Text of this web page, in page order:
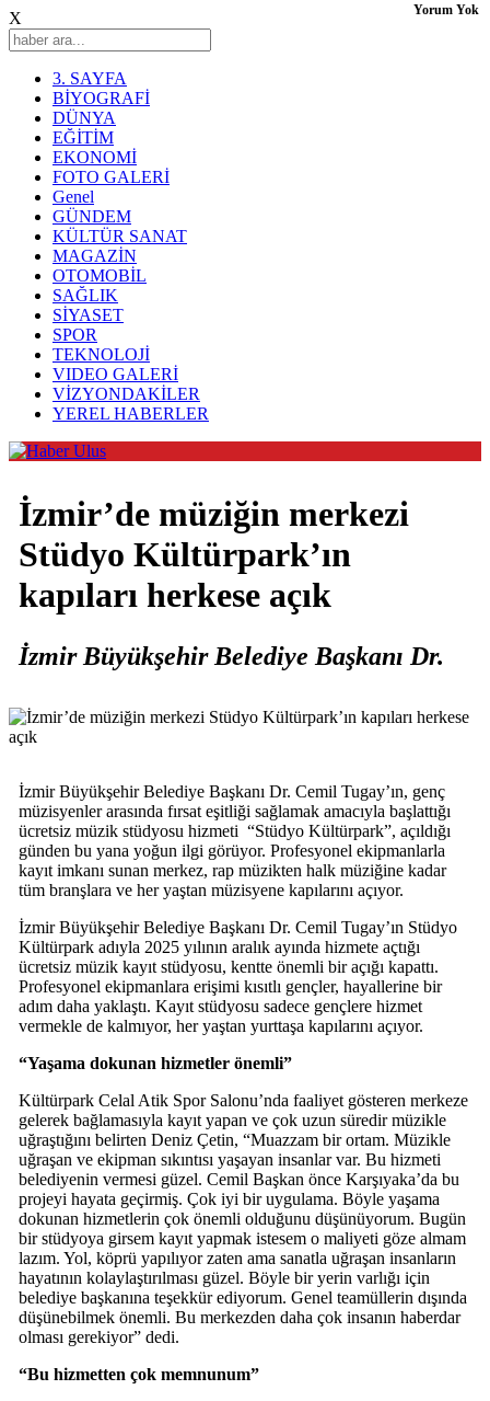
X
3. SAYFA
BİYOGRAFİ
DÜNYA
EĞİTİM
EKONOMİ
FOTO GALERİ
Genel
GÜNDEM
KÜLTÜR SANAT
MAGAZİN
OTOMOBİL
SAĞLIK
SİYASET
SPOR
TEKNOLOJİ
VIDEO GALERİ
VİZYONDAKİLER
YEREL HABERLER
İzmir’de müziğin merkezi
Stüdyo Kültürpark’ın
kapıları herkese açık
İzmir Büyükşehir Belediye Başkanı Dr.
İzmir Büyükşehir Belediye Başkanı Dr. Cemil Tugay’ın, genç
müzisyenler arasında fırsat eşitliği sağlamak amacıyla başlattığı
ücretsiz müzik stüdyosu hizmeti “Stüdyo Kültürpark”, açıldığı
günden bu yana yoğun ilgi görüyor. Profesyonel ekipmanlarla
kayıt imkanı sunan merkez, rap müzikten halk müziğine kadar
tüm branşlara ve her yaştan müzisyene kapılarını açıyor.
İzmir Büyükşehir Belediye Başkanı Dr. Cemil Tugay’ın Stüdyo
Kültürpark adıyla 2025 yılının aralık ayında hizmete açtığı
ücretsiz müzik kayıt stüdyosu, kentte önemli bir açığı kapattı.
Profesyonel ekipmanlara erişimi kısıtlı gençler, hayallerine bir
adım daha yaklaştı. Kayıt stüdyosu sadece gençlere hizmet
vermekle de kalmıyor, her yaştan yurttaşa kapılarını açıyor.
“Yaşama dokunan hizmetler önemli”
Kültürpark Celal Atik Spor Salonu’nda faaliyet gösteren merkeze
gelerek bağlamasıyla kayıt yapan ve çok uzun süredir müzikle
uğraştığını belirten Deniz Çetin, “Muazzam bir ortam. Müzikle
uğraşan ve ekipman sıkıntısı yaşayan insanlar var. Bu hizmeti
belediyenin vermesi güzel. Cemil Başkan önce Karşıyaka’da bu
projeyi hayata geçirmiş. Çok iyi bir uygulama. Böyle yaşama
dokunan hizmetlerin çok önemli olduğunu düşünüyorum. Bugün
bir stüdyoya girsem kayıt yapmak istesem o maliyeti göze almam
lazım. Yol, köprü yapılıyor zaten ama sanatla uğraşan insanların
hayatının kolaylaştırılması güzel. Böyle bir yerin varlığı için
belediye başkanına teşekkür ediyorum. Genel teamüllerin dışında
düşünebilmek önemli. Bu merkezden daha çok insanın haberdar
olması gerekiyor” dedi.
“Bu hizmetten çok memnunum”
Yorum Yok